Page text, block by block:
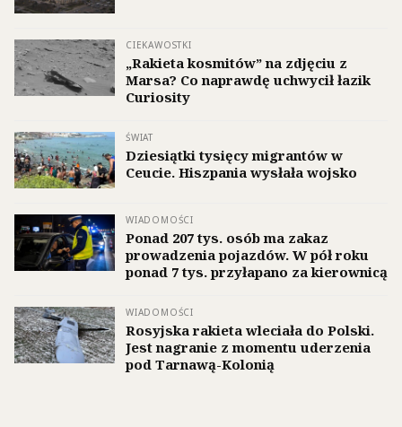
CIEKAWOSTKI
„Rakieta kosmitów” na zdjęciu z
Marsa? Co naprawdę uchwycił łazik
Curiosity
ŚWIAT
Dziesiątki tysięcy migrantów w
Ceucie. Hiszpania wysłała wojsko
WIADOMOŚCI
Ponad 207 tys. osób ma zakaz
prowadzenia pojazdów. W pół roku
ponad 7 tys. przyłapano za kierownicą
WIADOMOŚCI
Rosyjska rakieta wleciała do Polski.
Jest nagranie z momentu uderzenia
pod Tarnawą-Kolonią